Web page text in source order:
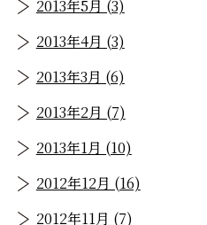
2013年5月 (3)
2013年4月 (3)
2013年3月 (6)
2013年2月 (7)
2013年1月 (10)
2012年12月 (16)
2012年11月 (7)